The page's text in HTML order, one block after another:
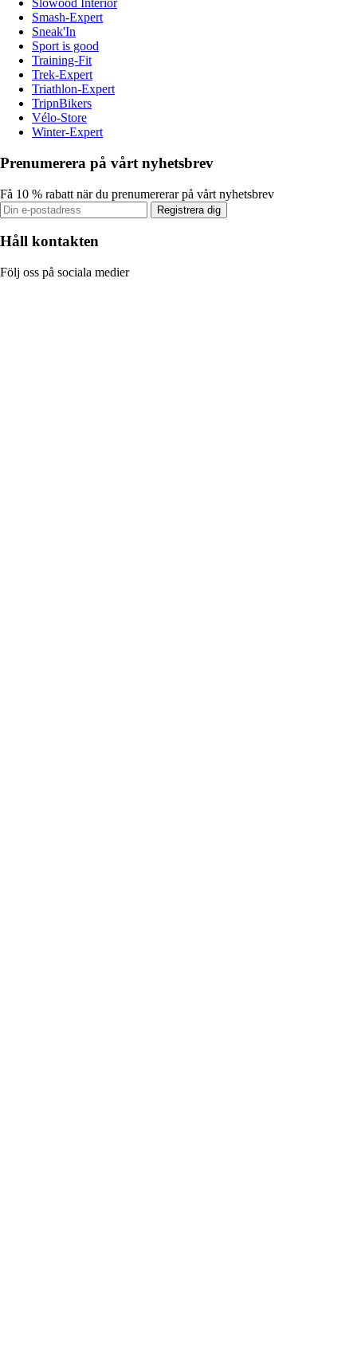
Slowood Interior
Smash-Expert
Sneak'In
Sport is good
Training-Fit
Trek-Expert
Triathlon-Expert
TripnBikers
Vélo-Store
Winter-Expert
Prenumerera på vårt nyhetsbrev
Få 10 % rabatt när du prenumererar på vårt nyhetsbrev
Registrera dig
Håll kontakten
Följ oss på sociala medier